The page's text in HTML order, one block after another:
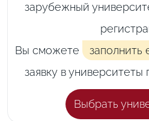
зарубежный
Вы сможете
заполнить
заявку в
Выбрать